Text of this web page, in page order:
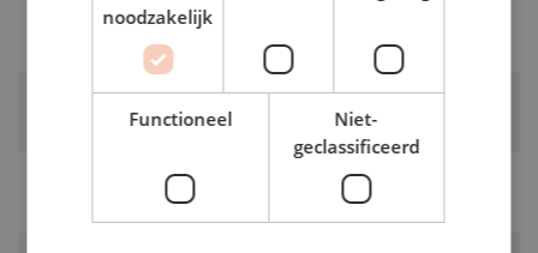
LEVERANCIERSKLEUR:
RUBRIEK:
noodzakelijk
Functioneel
Niet-
geclassificeerd